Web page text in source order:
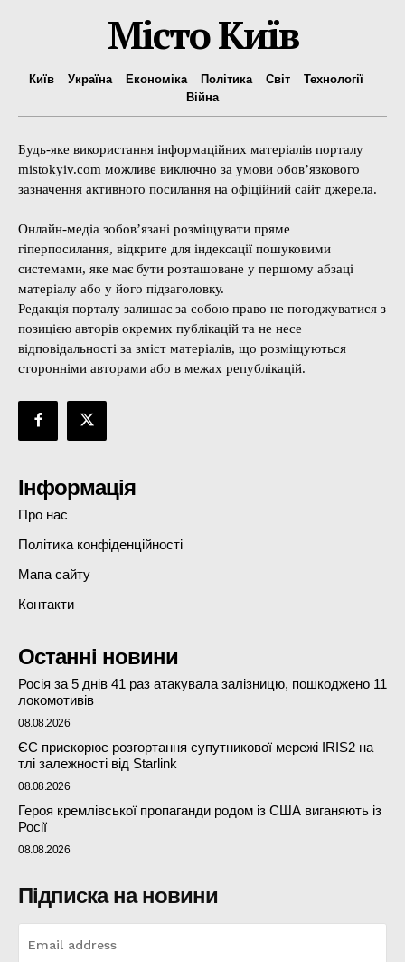
Місто Київ
Київ Україна Економіка Політика Світ
Технології
Війна
Будь-яке використання інформаційних матеріалів порталу
mistokyiv.com можливе виключно за умови обов’язкового
зазначення активного посилання на офіційний сайт джерела.
Онлайн-медіа зобов’язані розміщувати пряме
гіперпосилання, відкрите для індексації пошуковими
системами, яке має бути розташоване у першому абзаці
матеріалу або у його підзаголовку.
Редакція порталу залишає за собою право не погоджуватися з
позицією авторів окремих публікацій та не несе
відповідальності за зміст матеріалів, що розміщуються
сторонніми авторами або в межах републікацій.
Інформація
Про нас
Політика конфіденційності
Мапа сайту
Контакти
Останні новини
Росія за 5 днів 41 раз атакувала залізницю, пошкоджено 11
локомотивів
08.08.2026
ЄС прискорює розгортання супутникової мережі IRIS2 на
тлі залежності від Starlink
08.08.2026
Героя кремлівської пропаганди родом із США виганяють із
Росії
08.08.2026
Підписка на новини